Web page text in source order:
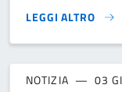
LEGGI ALTRO
LIBRI GRATIS
NOTIZIA 03